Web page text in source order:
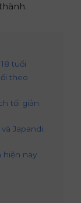
tuổi
theo
tối giản
Japandi:
hiện nay